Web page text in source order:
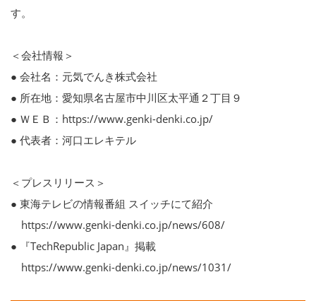
す。
＜会社情報＞
● 会社名：元気でんき株式会社
● 所在地：愛知県名古屋市中川区太平通２丁目９
● ＷＥＢ：https://www.genki-denki.co.jp/
● 代表者：河口エレキテル
＜プレスリリース＞
● 東海テレビの情報番組 スイッチにて紹介
https://www.genki-denki.co.jp/news/608/
● 『TechRepublic Japan』掲載
https://www.genki-denki.co.jp/news/1031/